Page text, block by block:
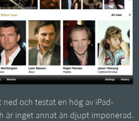
och testat en hög av iPad-
är inget annat än djupt imponerad.